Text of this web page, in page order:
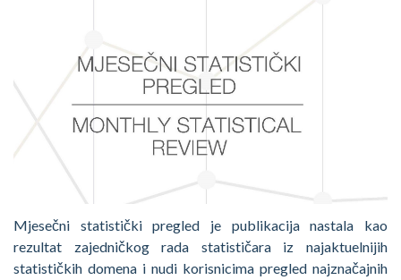
Mjesečni statistički pregled je publikacija nastala kao
rezultat zajedničkog rada statističara iz najaktuelnijih
statističkih domena i nudi korisnicima pregled najznačajnih